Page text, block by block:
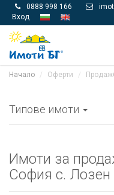
 0888 998 166 
Вход
Начало Оферти
Типове имоти
Имоти за
София с. Лозен